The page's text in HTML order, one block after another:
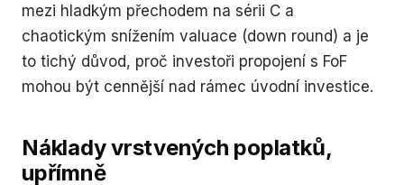
mezi hladkým přechodem na sérii C a
chaotickým snížením valuace (down round) a je
to tichý důvod, proč investoři propojení s FoF
mohou být cennější nad rámec úvodní investice.
Náklady vrstvených poplatků,
upřímně